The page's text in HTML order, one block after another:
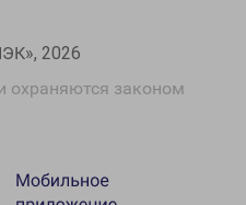
2026
охраняются законом